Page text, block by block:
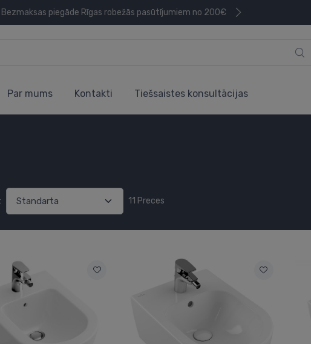
Bezmaksas piegāde Rīgas robežās pasūtījumiem no 200€
Par mums Kontakti Tiešsaistes konsultācijas
11 Preces